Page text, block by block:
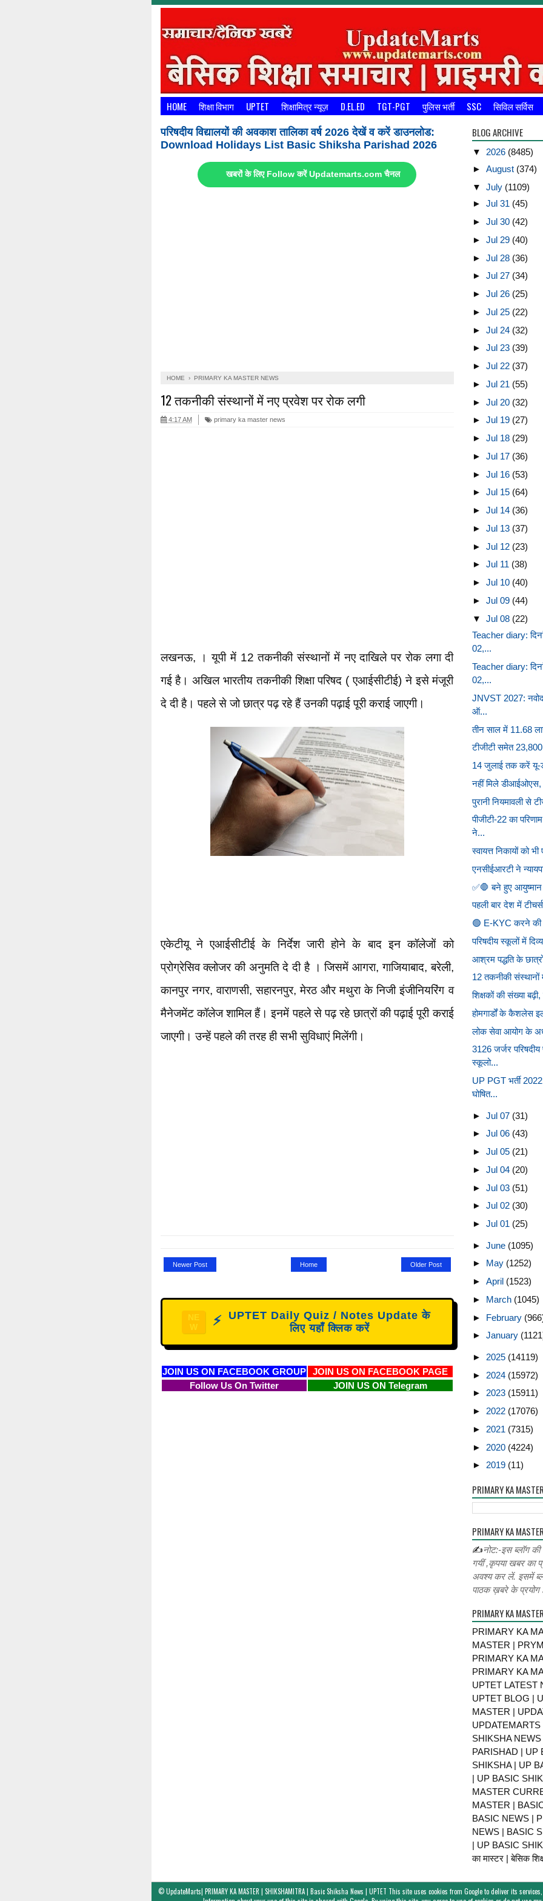
HOME शिक्षा विभाग UPTET शिक्षामित्र न्यूज़ D.EL.ED TGT-PGT पुलिस भर्ती SSC सिविल सर्विस
परिषदीय विद्यालयों की अवकाश तालिका वर्ष 2026 देखें व करें डाउनलोड:
Download Holidays List Basic Shiksha Parishad 2026
खबरों के लिए Follow करें Updatemarts.com चैनल
HOME › PRIMARY KA MASTER NEWS
12 तकनीकी संस्थानों में नए प्रवेश पर रोक लगी
4:17 AM primary ka master news
लखनऊ, । यूपी में 12 तकनीकी संस्थानों में नए दाखिले पर रोक लगा दी
गई है। अखिल भारतीय तकनीकी शिक्षा परिषद ( एआईसीटीई) ने इसे मंजूरी
दे दी है। पहले से जो छात्र पढ़ रहे हैं उनकी पढ़ाई पूरी कराई जाएगी।
एकेटीयू ने एआईसीटीई के निर्देश जारी होने के बाद इन कॉलेजों को
प्रोग्रेसिव क्लोजर की अनुमति दे दी है । जिसमें आगरा, गाजियाबाद, बरेली,
कानपुर नगर, वाराणसी, सहारनपुर, मेरठ और मथुरा के निजी इंजीनियरिंग व
मैनेजमेंट कॉलेज शामिल हैं। इनमें पहले से पढ़ रहे छात्रों की पढ़ाई पूरी कराई
जाएगी। उन्हें पहले की तरह ही सभी सुविधाएं मिलेंगी।
Newer Post Older Post
Home
NE
W
⚡
UPTET Daily Quiz / Notes Update के
लिए यहाँ क्लिक करें
JOIN US ON FACEBOOK GROUP
JOIN US ON FACEBOOK PAGE
Follow Us On Twitter
JOIN US ON Telegram
BLOG ARCHIVE
▼ 2026 (8485)
► August (374)
▼ July (1109)
► Jul 31 (45)
► Jul 30 (42)
► Jul 29 (40)
► Jul 28 (36)
► Jul 27 (34)
► Jul 26 (25)
► Jul 25 (22)
► Jul 24 (32)
► Jul 23 (39)
► Jul 22 (37)
► Jul 21 (55)
► Jul 20 (32)
► Jul 19 (27)
► Jul 18 (29)
► Jul 17 (36)
► Jul 16 (53)
► Jul 15 (64)
► Jul 14 (36)
► Jul 13 (37)
► Jul 12 (23)
► Jul 11 (38)
► Jul 10 (40)
► Jul 09 (44)
▼ Jul 08 (22)
Teacher diary:
02,...
Teacher diary:
02,...
JNVST 2027:
ऑ...
तीन साल में 11.68
टीजीटी समेत 23,800
14 जुलाई तक करें यू-
नहीं मिले डीआईओएस,
पुरानी नियमावली से
पीजीटी-22 का
ने...
स्वायत्त निकायों को
एनसीईआरटी ने
✅🛑 बने हुए
पहली बार देश में
🟢 E-KYC करने की
परिषदीय स्कूलों में
आश्रम पद्धति के
12 तकनीकी
शिक्षकों की संख्या
होमगार्डों के कैशलेस
लोक सेवा आयोग के
3126 जर्जर
स्कूलो...
UP PGT भर्ती
घोषित...
► Jul 07 (31)
► Jul 06 (43)
► Jul 05 (21)
► Jul 04 (20)
► Jul 03 (51)
► Jul 02 (30)
► Jul 01 (25)
► June (1095)
► May (1252)
► April (1523)
► March (1045)
► February
► January
► 2025 (14119)
► 2024 (15972)
► 2023 (15911)
► 2022 (17076)
► 2021 (7315)
► 2020 (4224)
► 2019 (11)
PRIMARY KA
PRIMARY KA
✍नोट:-इस ब्लॉग
गयीं ,कृपया खबर का
अवश्य कर लें. इसमें
पाठक ख़बरे के प्रयोग
PRIMARY KA
PRIMARY KA
MASTER |
PRIMARY KA
PRIMARY KA
UPTET LATEST
UPTET BLOG |
MASTER |
SHIKSHA
PARISHAD | UP
SHIKSHA | UP
| UP BASIC
MASTER
MASTER |
BASIC NEWS |
NEWS | BASIC
| UP BASIC
का मास्टर | बेसिक
©UpdateMarts| PRIMARY KA MASTER | SHIKSHAMITRA | Basic Shiksha News | UPTET This site uses cookies from Google to deliver its